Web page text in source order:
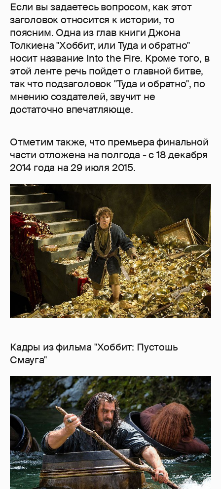
Если вы задаетесь вопросом, как этот
заголовок относится к истории, то
поясним. Одна из глав книги Джона
Толкиена "Хоббит, или Туда и обратно"
носит название Into the Fire. Кроме того, в
этой ленте речь пойдет о главной битве,
так что подзаголовок "Туда и обратно", по
мнению создателей, звучит не
достаточно впечатляюще.
Отметим также, что премьера финальной
части отложена на полгода - с 18 декабря
2014 года на 29 июля 2015.
Кадры из фильма "Хоббит: Пустошь
Смауга"